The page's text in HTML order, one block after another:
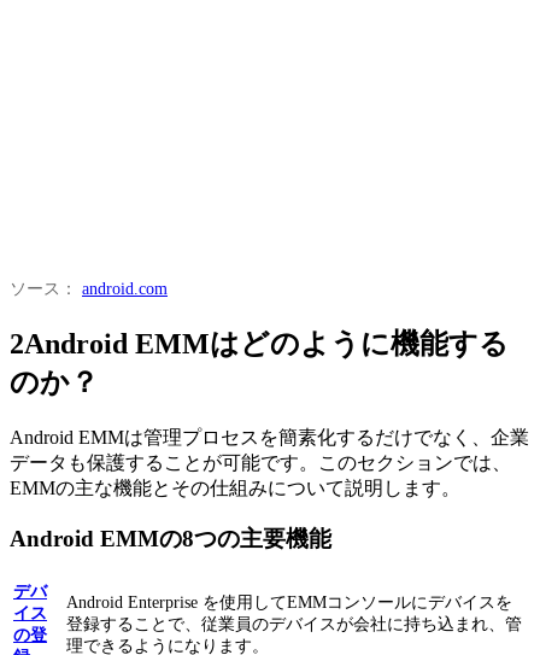
ソース： android.com
2Android EMMはどのように機能する
のか？
Android EMMは管理プロセスを簡素化するだけでなく、企業
データも保護することが可能です。このセクションでは、
EMMの主な機能とその仕組みについて説明します。
Android EMMの8つの主要機能
デバ
イス
の登
Android Enterprise を使用してEMMコンソールにデバイスを
登録することで、従業員のデバイスが会社に持ち込まれ、管
理できるようになります。